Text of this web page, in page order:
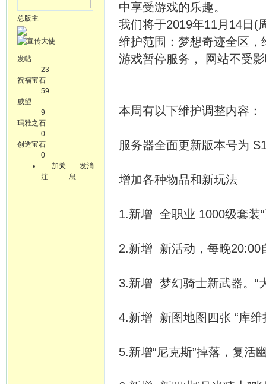
总版主
发帖
23
祝福宝石
59
威望
9
玛雅之石
0
创造宝石
0
加关
注
发消
息
中享受游戏的乐趣。
我们将于2019年11月14日(
维护范围：梦想奇迹全区
游戏暂停服务， 网站不受
本周有以下维护调整内容：
服务器全面更新版本号为
增加各种物品和新玩法
1.新增 全职业 1000级套装
2.新增 新活动，每晚20:00
3.新增 梦幻骑士新武器。“
4.新增 新图地图四张 “库维
5.新增“尼克斯”掉落，复活